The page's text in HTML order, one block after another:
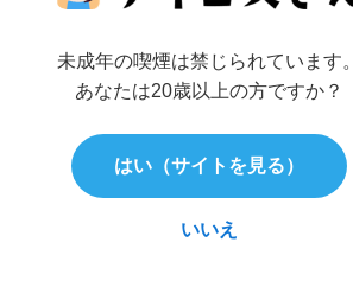
未成年の喫煙は禁じられています。
あなたは20歳以上の方ですか？
はい（サイトを見る）
いいえ